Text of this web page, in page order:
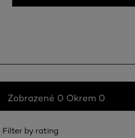
Zobrazené 0 Okrem 0
Filter by rating